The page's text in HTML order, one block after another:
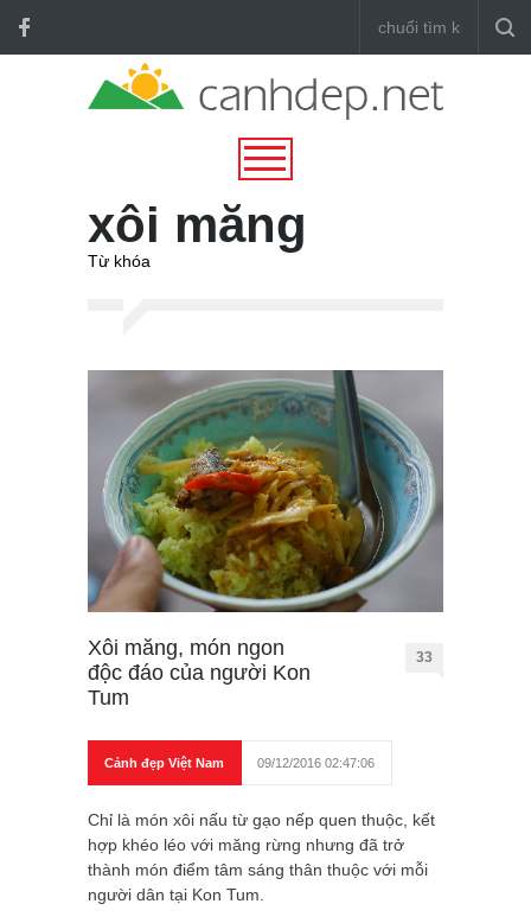
xôi măng
Từ khóa
Xôi măng, món ngon
độc đáo của người Kon
Tum
33
Cảnh đẹp Việt Nam 09/12/2016 02:47:06
Chỉ là món xôi nấu từ gạo nếp quen thuộc, kết
hợp khéo léo với măng rừng nhưng đã trở
thành món điểm tâm sáng thân thuộc với mỗi
người dân tại Kon Tum.